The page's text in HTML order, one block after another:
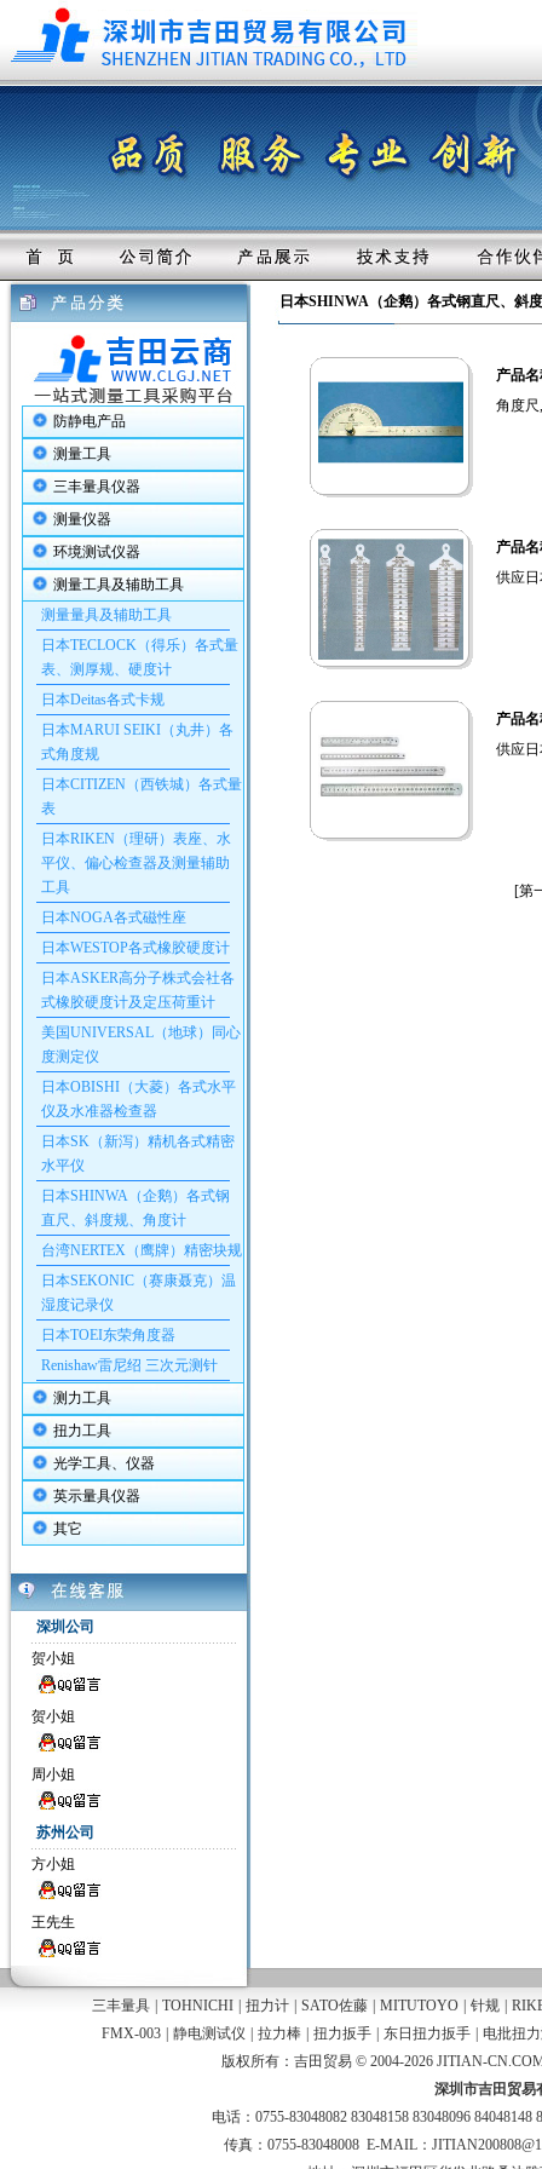
防静电产品
测量工具
三丰量具仪器
测量仪器
环境测试仪器
测量工具及辅助工具
测量量具及辅助工具
日本TECLOCK（得乐）各式量
表、测厚规、硬度计
日本Deitas各式卡规
日本MARUI SEIKI（丸井）各
式角度规
日本CITIZEN（西铁城）各式量
表
日本RIKEN（理研）表座、水
平仪、偏心检查器及测量辅助
工具
日本NOGA各式磁性座
日本WESTOP各式橡胶硬度计
日本ASKER高分子株式会社各
式橡胶硬度计及定压荷重计
美国UNIVERSAL（地球）同心
度测定仪
日本OBISHI（大菱）各式水平
仪及水准器检查器
日本SK（新泻）精机各式精密
水平仪
日本SHINWA（企鹅）各式钢
直尺、斜度规、角度计
台湾NERTEX（鹰牌）精密块规
日本SEKONIC（赛康聂克）温
湿度记录仪
日本TOEI东荣角度器
Renishaw雷尼绍 三次元测针
测力工具
扭力工具
光学工具、仪器
英示量具仪器
其它
深圳公司
贺小姐
贺小姐
周小姐
苏州公司
方小姐
王先生
日本SHINWA（企鹅）各式钢直尺、斜
产品
角度
产品
供应
产品
供应
[第
三丰量具 TOHNICHI 扭力计 SATO佐藤 MITUTOYO 针规
FMX-003
静电测试仪 拉力棒 扭力扳手 东日扭力扳手
电批扭
版权所有：吉田贸易 © 2004-2026 JITIAN-
深圳市吉田贸易
电话：0755-83048082 83048158 83048096 84048148
传真：0755-83048008 E-MAIL：